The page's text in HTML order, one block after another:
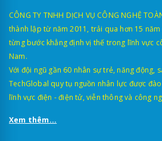
CÔNG TY TNHH DỊCH VỤ CÔNG NGHỆ
thành lập từ năm 2011, trải qua hơn 15
từng bước khẳng định vị thế trong lĩnh vực
Nam.
Với đội ngũ gần 60 nhân sự trẻ, năng động,
TechGlobal quy tụ nguồn nhân lực được
lĩnh vực điện - điện tử, viễn thông và công
Xem thêm...